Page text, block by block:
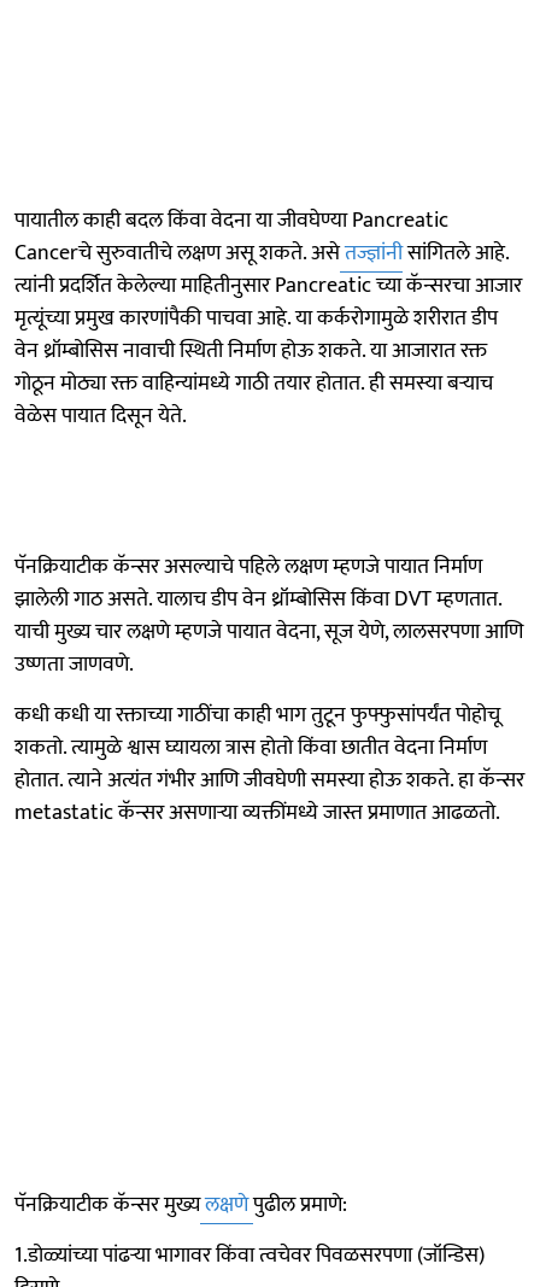
पायातील काही बदल किंवा वेदना या जीवघेण्या Pancreatic
Cancerचे सुरुवातीचे लक्षण असू शकते. असेतज्ज्ञांनीसांगितले आहे.
त्यांनी प्रदर्शित केलेल्या माहितीनुसार Pancreatic च्या कॅन्सरचा आजार
मृत्यूंच्या प्रमुख कारणांपैकी पाचवा आहे. या कर्करोगामुळे शरीरात डीप
वेन थ्रॉम्बोसिस नावाची स्थिती निर्माण होऊ शकते. या आजारात रक्त
गोठून मोठ्या रक्त वाहिन्यांमध्ये गाठी तयार होतात. ही समस्या बऱ्याच
वेळेस पायात दिसून येते.
पॅनक्रियाटीक कॅन्सर असल्याचे पहिले लक्षण म्हणजे पायात निर्माण
झालेली गाठ असते. यालाच डीप वेन थ्रॉम्बोसिस किंवा DVT म्हणतात.
याची मुख्य चार लक्षणे म्हणजे पायात वेदना, सूज येणे, लालसरपणा आणि
उष्णता जाणवणे.
कधी कधी या रक्ताच्या गाठींचा काही भाग तुटून फुफ्फुसांपर्यंत पोहोचू
शकतो. त्यामुळे श्वास घ्यायला त्रास होतो किंवा छातीत वेदना निर्माण
होतात. त्याने अत्यंत गंभीर आणि जीवघेणी समस्या होऊ शकते. हा कॅन्सर
metastatic कॅन्सर असणाऱ्या व्यक्तींमध्ये जास्त प्रमाणात आढळतो.
पॅनक्रियाटीक कॅन्सर मुख्यलक्षणेपुढील प्रमाणे:
1.डोळ्यांच्या पांढऱ्या भागावर किंवा त्वचेवर पिवळसरपणा (जॉन्डिस)